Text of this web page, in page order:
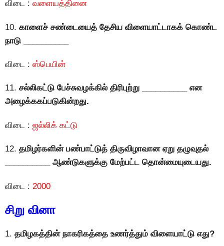
விடை : வளையத்தினை
10. காளைச் சண்டையைத் தேசிய விளையாட்டாகக் கொண்ட
நாடு __________
விடை : ஸ்பெயின்
11. சல்லிகட்டு பேச்சுவழக்கில் திரிபுற்று __________ என
அழைக்ககப்படுகின்றது.
விடை : ஜல்லிக் கட்டு
12. தமிழர்களின் பண்பாட்டுத் திருவிழாவான ஏறு தழுவுதல்
__________ ஆண்டுகளுக்கு மேற்பட்ட தொன்மையுடையது.
விடை : 2000
சிறு வினா
1. தமிழகத்தின் நாகரிகத்தை உணர்த்தும் விளையாட்டு எது?